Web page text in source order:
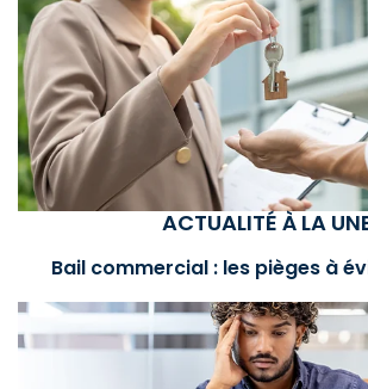
ACTUALITÉ À LA
Bail commercial : les pièges à